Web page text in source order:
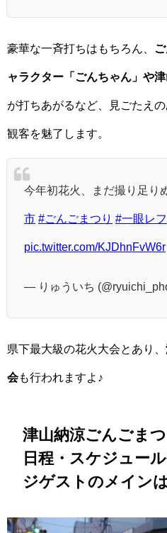
豪華な一斉打ちはもちろん、
ャラクター「ごんちゃん」や
が打ちあがるなど、見ごたえ
観客を魅了します。
今年初花火、まだ撮り足り
市 #ごんごまつり #一眼レフ
pic.twitter.com/KJDhnFvW6r
— りゅういち
県下最大級の花火大会とあり、
会も行われますよ♪
津山納涼ごんごま
日程・スケジュー
ジゲストのメイン